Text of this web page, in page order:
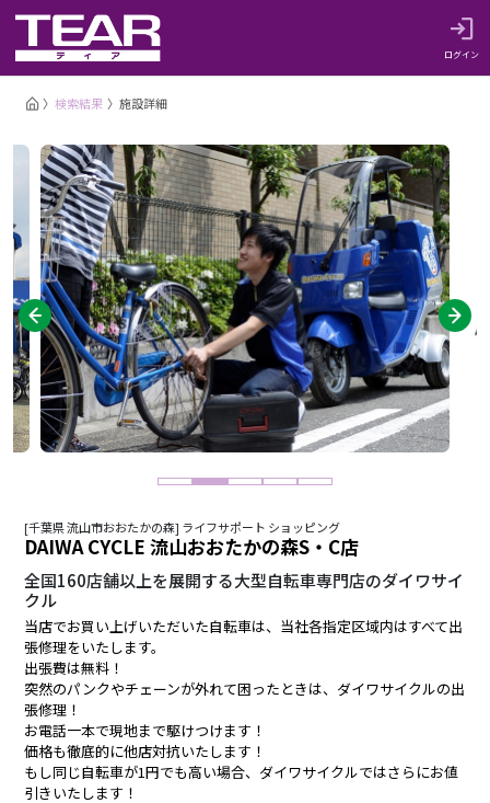
ログイン
検索結果 施設詳細
[千葉県 流山市おおたかの森] ライフサポート ショッピング
DAIWA CYCLE 流山おおたかの森S・C店
全国160店舗以上を展開する大型自転車専門店のダイワサイ
クル
当店でお買い上げいただいた自転車は、当社各指定区域内はすべて出
張修理をいたします。
出張費は無料！
突然のパンクやチェーンが外れて困ったときは、ダイワサイクルの出
張修理！
お電話一本で現地まで駆けつけます！
価格も徹底的に他店対抗いたします！
もし同じ自転車が1円でも高い場合、ダイワサイクルではさらにお値
引きいたします！